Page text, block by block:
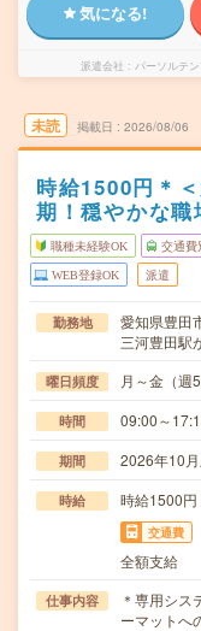
気になる!
派遣会社 パーソルテ
未読 掲載日 2026/08/06
時給1500円＊
期！穏やかな
職種未経験OK 交通費
WEB登録OK 派遣
勤務地
愛知県豊田
三河豊田駅
曜日頻度 月～金（
時間 09:00～
期間 2026年10
時給 時給1500
交通費
全額支給
仕事内容
＊専用シス
ーマットへ